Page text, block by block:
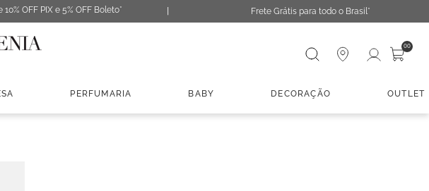
10% OFF PIX e 5% OFF Boleto* Frete Grátis para todo o Brasil*
Digite sua busca 00
PERFUMARIA BABY DECORAÇÃO OUTLET